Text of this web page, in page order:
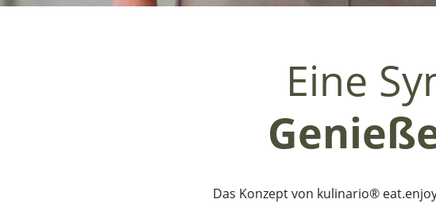
Eine
Das Konzept von kulinario®